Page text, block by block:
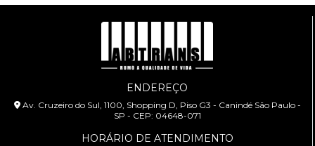
ENDEREÇO
Av. Cruzeiro do Sul, 1100, Shopping D, Piso G3 - Canindé São Paulo -
SP - CEP: 04648-071
HORÁRIO DE ATENDIMENTO